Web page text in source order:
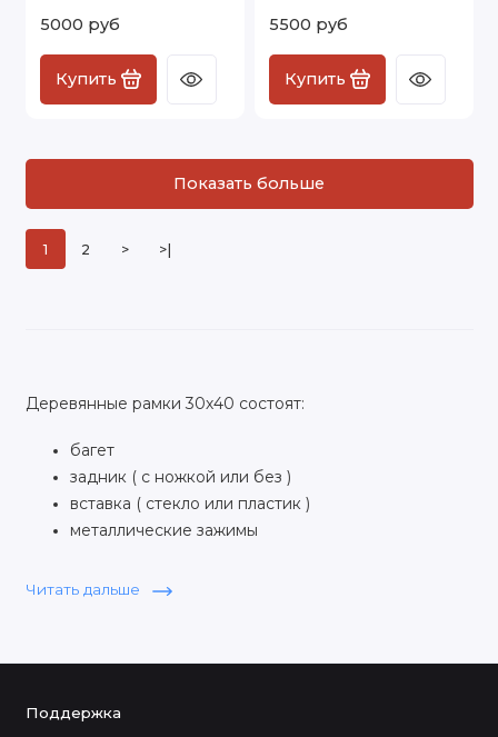
5000 руб
Купить
5500 руб
Купить
1 2 > >|
Показать больше
Деревянные рамки 30х40 состоят:
багет
задник ( с ножкой или без )
вставка ( стекло или пластик )
металлические зажимы
ручную на Итальянском оборудовании, мы продаём
Читать дальше
Поддержка